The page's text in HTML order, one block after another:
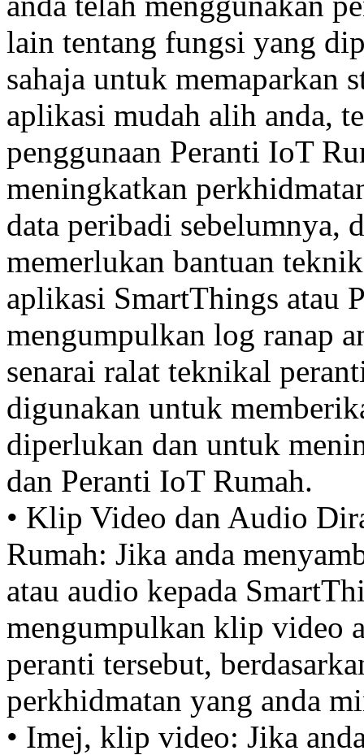
lain tentang fungsi yang
sahaja untuk memaparkan
aplikasi mudah alih anda,
penggunaan Peranti IoT
meningkatkan
data peribadi sebelumnya,
memerlukan bantuan
aplikasi SmartThings atau
mengumpulkan log ranap
senarai ralat teknikal
digunakan untuk
diperlukan dan untuk
dan Peranti IoT Rumah.
• Klip Video dan Audio
Rumah: Jika anda
atau audio kepada
mengumpulkan klip video
peranti tersebut,
perkhidmatan yang anda
• Imej, klip video: Jika